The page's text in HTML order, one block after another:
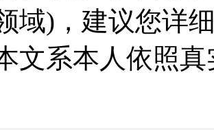
域)，建议您详
文系本人依照